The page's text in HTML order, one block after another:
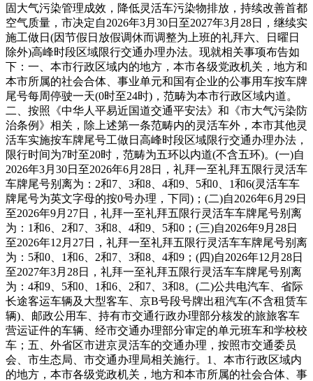
固大气污染管理成效，降低灵活车污染物排放，持续改善首都
空气质量，市决定自2026年3月30日至2027年3月28日，继续实
施工做日(因节假日放假调休而调整为上班的礼拜六、日曜日
除外)高峰时段区域限行交通办理办法。现就相关事项布告如
下：一、本市行政区域内的地方，本市各级党政机关，地方和
本市所属的社会合体、事业单元和国有企业的公事用车按车牌
尾号每周停驶一天(0时至24时)，范畴为本市行政区域内道。
二、按照《中华人平易近国道交通平安法》和《市大气污染防
治条例》相关，除上述第一条范畴内的灵活车外，本市其他灵
活车实施按车牌尾号工做日高峰时段区域限行交通办理办法，
限行时间为7时至20时，范畴为五环以内道(不含五环)。(一)自
2026年3月30日至2026年6月28日，礼拜一至礼拜五限行灵活车
车牌尾号别离为：2和7、3和8、4和9、5和0、1和6(灵活车车
牌尾号为英文字母的按0号办理，下同)；(二)自2026年6月29日
至2026年9月27日，礼拜一至礼拜五限行灵活车车牌尾号别离
为：1和6、2和7、3和8、4和9、5和0；(三)自2026年9月28日
至2026年12月27日，礼拜一至礼拜五限行灵活车车牌尾号别离
为：5和0、1和6、2和7、3和8、4和9；(四)自2026年12月28日
至2027年3月28日，礼拜一至礼拜五限行灵活车车牌尾号别离
为：4和9、5和0、1和6、2和7、3和8。(二)公共电汽车、省际
长途客运车辆及大型客车、京B号段号牌出租汽车(不含租赁车
辆)、邮政公用车、持有市交通行政办理部分核发的旅旅客车
营运证件的车辆、经市交通办理部分审定的单元班车和学校校
车；五、外省区市进京灵活车的交通办理，按照市交通委员
会、市生态局、市交通办理局相关施行。1、本市行政区域内
的地方，本市各级党政机关，地方和本市所属的社会合体、事